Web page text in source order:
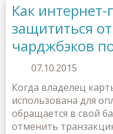
Как
защититься
чарджбэков
07.10.2015
Когда владелец
использована для
обращается в свой
отменить